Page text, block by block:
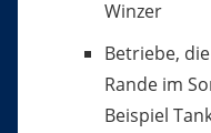
Winzer
Betriebe,
Rande im
Beispiel